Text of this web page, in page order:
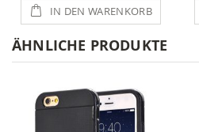
IN DEN WARENKORB
ÄHNLICHE PRODUKTE